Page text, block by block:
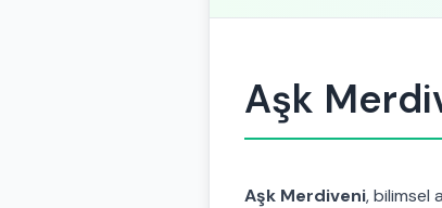
Aşk
Aşk Merdiveni, bilimsel